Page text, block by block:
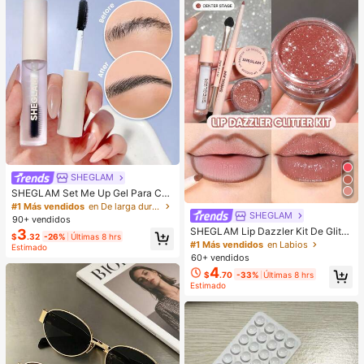
SHEGLAM
SHEGLAM Set Me Up Gel Para Cej
as Marca De Belleza CosméTica M
aquillaje Para Mujeres Y NiñAs
#1 Más vendidos
en De larga duración Cejas
90+ vendidos
$3.32 -26% Últimas 8 hrs
Estimado
SHEGLAM
SHEGLAM Lip Dazzler Kit De Glitte
r Labial-Center Stage Lip Combo M
arca De Belleza CosméTica Maquill
aje Para Mujeres Y NiñAs
#1 Más vendidos en Labios
60+ vendidos
$4.70 -33% Últimas 8 hrs
Estimado